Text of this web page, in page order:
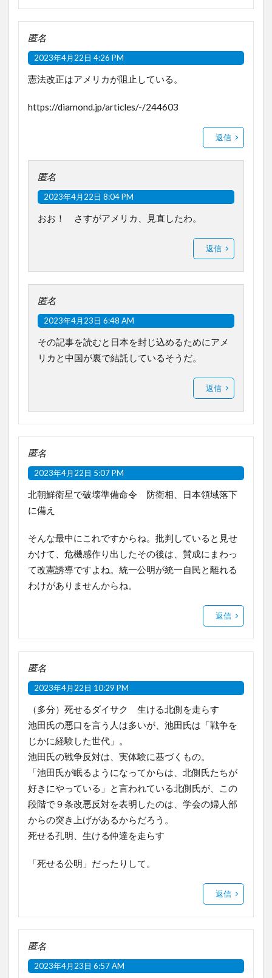
匿名
2023年4月22日 4:26 PM
憲法改正はアメリカが阻止している。
https://diamond.jp/articles/-/244603
返信
匿名
2023年4月22日 8:04 PM
おお！ さすがアメリカ、見直したわ。
返信
匿名
2023年4月23日 6:48 AM
その記事を読むと日本を封じ込めるためにアメ
リカと中国が裏で結託しているそうだ。
返信
匿名
2023年4月22日 5:07 PM
北朝鮮衛星で破壊準備命令 防衛相、日本領域落下
に備え
そんな最中にこれですからね。批判していると見せ
かけて、危機感作り出したその後は、賛成にまわっ
て改憲誘導ですよね。統一公明が統一自民と離れる
わけがありませんからね。
返信
匿名
2023年4月22日 10:29 PM
（多分）死せるダイサク 生ける北側を走らす
池田氏の悪口を言う人は多いが、池田氏は「戦争を
じかに経験した世代」。
池田氏の戦争反対は、実体験に基づくもの。
「池田氏が眠るようになってからは、北側氏たちが
好きにやっている」と言われている北側氏が、この
段階で９条改悪反対を表明したのは、学会の婦人部
からの突き上げがあるからだろう。
死せる孔明、生ける仲達を走らす
「死せる公明」だったりして。
返信
匿名
2023年4月23日 6:57 AM